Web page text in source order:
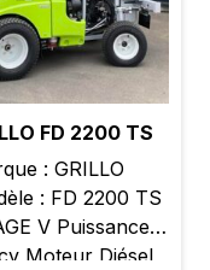
FD 2200 TS
: GRILLO
: FD 2200 TS
V Puissance :
Moteur Diésel